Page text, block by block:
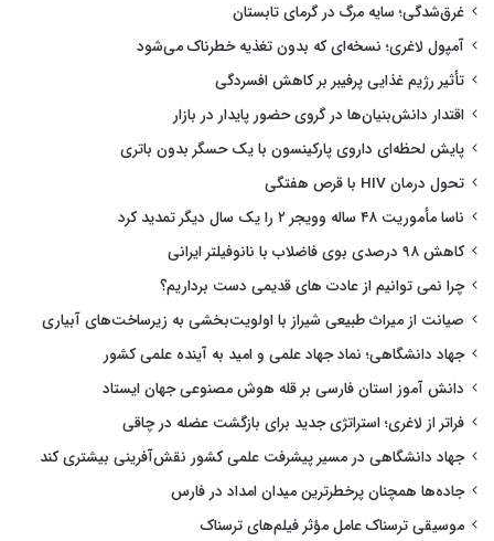
غرق‌شدگی؛ سایه مرگ در گرمای تابستان
آمپول لاغری؛ نسخه‌ای که بدون تغذیه خطرناک می‌شود
تأثیر رژیم غذایی پرفیبر بر کاهش افسردگی
اقتدار دانش‌بنیان‌ها در گروی حضور پایدار در بازار
پایش لحظه‌ای داروی پارکینسون با یک حسگر بدون باتری
تحول درمان HIV با قرص هفتگی
ناسا مأموریت ۴۸ ساله وویجر ۲ را یک سال دیگر تمدید کرد
کاهش ۹۸ درصدی بوی فاضلاب با نانوفیلتر ایرانی
چرا نمی توانیم از عادت های قدیمی دست برداریم؟
صیانت از میراث طبیعی شیراز با اولویت‌بخشی به زیرساخت‌های آبیاری
جهاد دانشگاهی؛ نماد جهاد علمی و امید به آینده علمی کشور
دانش آموز استان فارسی بر قله هوش مصنوعی جهان ایستاد
فراتر از لاغری؛ استراتژی جدید برای بازگشت عضله در چاقی
جهاد دانشگاهی در مسیر پیشرفت علمی کشور نقش‌آفرینی بیشتری کند
جاده‌ها همچنان پرخطرترین میدان امداد در فارس
موسیقی ترسناک عامل مؤثر فیلم‌های ترسناک